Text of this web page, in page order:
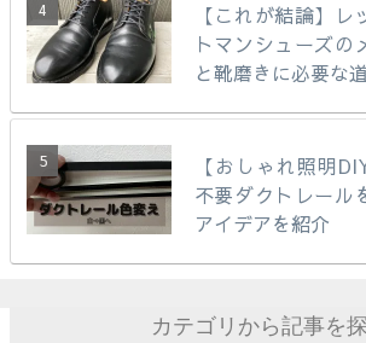
【これが結論】
トマンシューズの
と靴磨きに必要な
【おしゃれ照明
不要ダクトレール
アイデアを紹介
カテゴリから記事を